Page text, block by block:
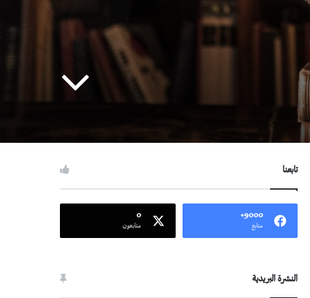
تابعنا
9000+
متابع
0
متابعون
النشرة البريدية